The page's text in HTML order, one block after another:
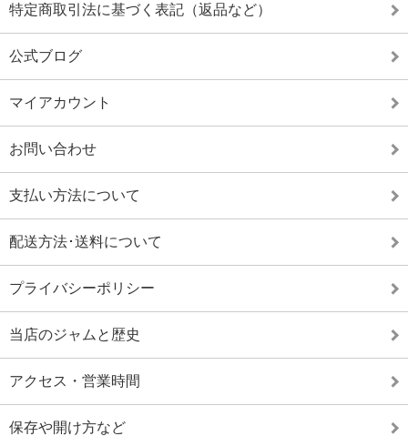
特定商取引法に基づく表記（返品など）
公式ブログ
マイアカウント
お問い合わせ
支払い方法について
配送方法･送料について
プライバシーポリシー
当店のジャムと歴史
アクセス・営業時間
保存や開け方など